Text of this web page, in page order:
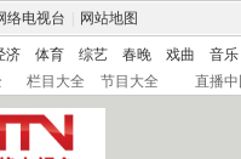
络电视台 网站地图
济 体育 综艺 春晚 戏曲 音乐
栏目大全 节目大全 直播中